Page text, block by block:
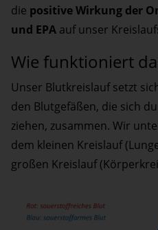
die positive Wirkung der
und EPA auf unser
Wie funktioniert
Unser Blutkreislauf setzt
den Blutgefäßen, die sich
ziehen, zusammen. Wir
dem kleinen Kreislauf
großen Kreislauf